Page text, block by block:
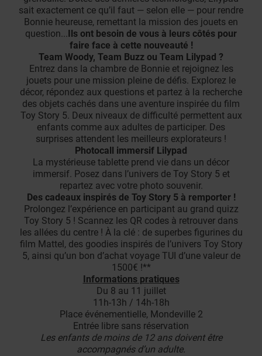
sait exactement ce qu’il faut — selon elle — pour rendre
Bonnie heureuse, remettant la mission des jouets en
question...Ils ont besoin de vous à leurs côtés pour
faire face à cette nouveauté !
Team Woody, Team Buzz ou Team Lilypad ?
Entrez dans la chambre de Bonnie et rejoignez les
jouets pour une mission pleine de défis. Explorez le
décor, répondez aux questions et partez à la recherche
des objets cachés dans une aventure inspirée du film
Toy Story 5. Deux niveaux de difficulté permettent aux
enfants comme aux adultes de participer. Des
surprises attendent les meilleurs explorateurs !
Photocall immersif Lilypad
La mystérieuse tablette prend vie dans un décor
immersif. Posez dans l’univers de Toy Story 5 et
repartez avec votre photo souvenir.
Des cadeaux inspirés de Toy Story 5 à remporter !
Prolongez l’expérience en participant au grand quizz
Toy Story 5 ! Scannez les QR codes à retrouver dans
les allées du centre ! À la clé : de superbes figurines du
film Mattel, des goodies inspirés de l’univers Toy Story
5, ainsi qu’un bon d’achat voyage TUI d’une valeur de
1500€ !**
Informations pratiques
Du 8 au 11 juillet
11h-13h / 14h-18h
Place événementielle, Mondeville 2
Entrée libre sans réservation
Les enfants de moins de 12 ans doivent être
accompagnés d’un adulte.